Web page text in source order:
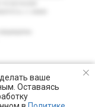
ваше
Оставаясь
Обращаем ваше
работы.
— закрыто